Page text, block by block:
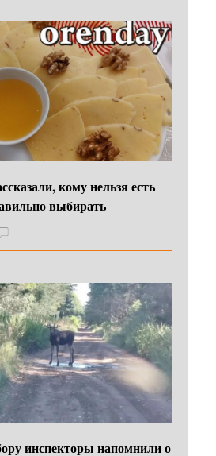
кому нельзя есть
выбирать
инспекторы напомнили о